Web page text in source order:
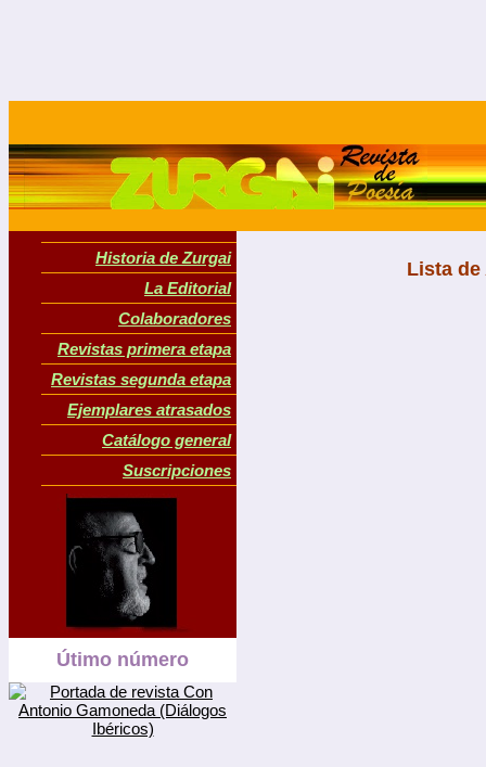
Historia de Zurgai
La Editorial
Colaboradores
Revistas primera etapa
Revistas segunda etapa
Ejemplares atrasados
Catálogo general
Suscripciones
Útimo número
Lista de